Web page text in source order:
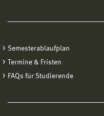
Semesterablaufplan
Termine & Fristen
FAQs für Studierende